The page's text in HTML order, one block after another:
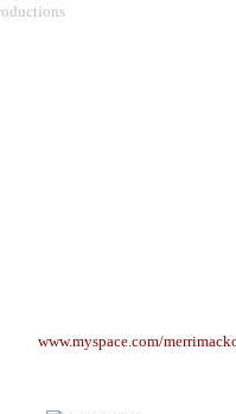
www.myspace.com/